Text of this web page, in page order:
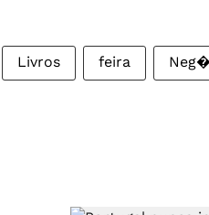
Livros feira